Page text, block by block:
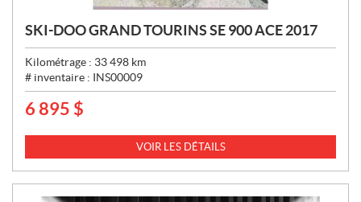
SKI-DOO GRAND TOURINS SE 900 ACE 2017
Kilométrage : 33 498 km
# inventaire : INS00009
P
X
6 895 $
VOIR LES DÉTAILS